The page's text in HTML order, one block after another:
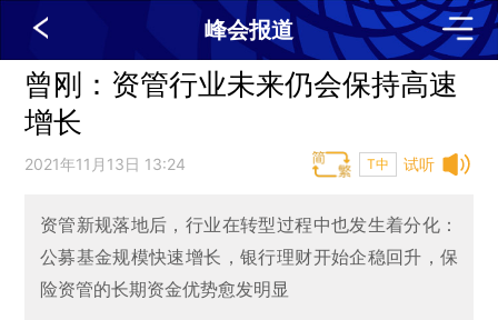
峰会报道
曾刚：资管行业未来仍会保持高速
增长
试听
2021年11月13日 13:24 T中
资管新规落地后，行业在转型过程中也发生着分化：
公募基金规模快速增长，银行理财开始企稳回升，保
险资管的长期资金优势愈发明显